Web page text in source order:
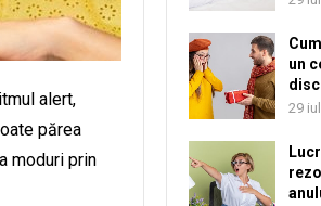
alert,
părea
moduri prin
un
29